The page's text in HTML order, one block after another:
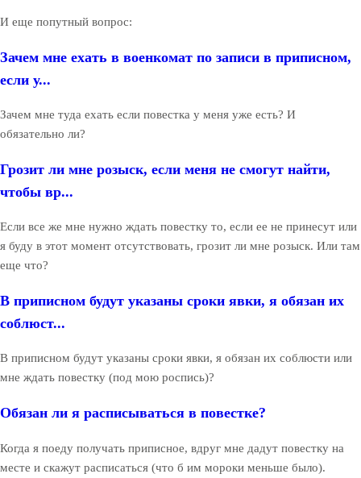
И еще попутный вопрос:
Зачем мне ехать в военкомат по записи в приписном,
если у...
Зачем мне туда ехать если повестка у меня уже есть? И
обязательно ли?
Грозит ли мне розыск, если меня не смогут найти,
чтобы вр...
Если все же мне нужно ждать повестку то, если ее не принесут или
я буду в этот момент отсутствовать, грозит ли мне розыск. Или там
еще что?
В приписном будут указаны сроки явки, я обязан их
соблюст...
В приписном будут указаны сроки явки, я обязан их соблюсти или
мне ждать повестку (под мою роспись)?
Обязан ли я расписываться в повестке?
Когда я поеду получать приписное, вдруг мне дадут повестку на
месте и скажут расписаться (что б им мороки меньше было).